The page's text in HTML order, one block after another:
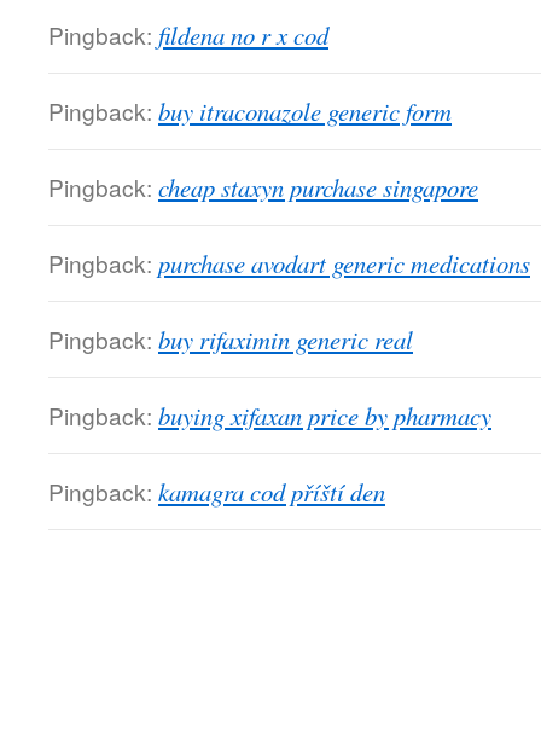
Pingback: fildena no r x cod
Pingback: buy itraconazole generic form
Pingback: cheap staxyn purchase singapore
Pingback: purchase avodart generic medications
Pingback: buy rifaximin generic real
Pingback: buying xifaxan price by pharmacy
Pingback: kamagra cod příští den